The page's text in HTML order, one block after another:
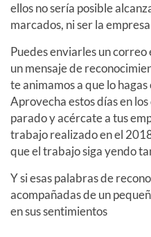
ellos no sería posible
marcados, ni ser la
Puedes enviarles un
un mensaje de
te animamos a que lo
Aprovecha estos días en
parado y acércate a tus
trabajo realizado en el
que el trabajo siga yendo
Y si esas palabras de
acompañadas de un
en sus sentimientos